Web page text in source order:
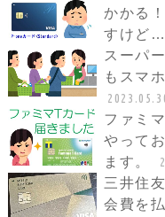
かかる
すけど…
スーパ
もスマ
ファミ
やって
ます。
三井住
会費を